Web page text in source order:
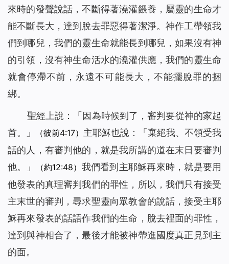
來時的發聲說話，不斷得著澆灌餵養，屬靈的生命才
能不斷長大，達到脫去罪惡得著潔淨。神作工帶領我
們到哪兒，我們的靈生命就能長到哪兒，如果沒有神
的引領，沒有神生命活水的澆灌供應，我們的靈生命
就會停滯不前，永遠不可能長大，不能擺脫罪的捆
綁。
聖經上說：「 因為時候到了，審判要從神的家起
首。
」 （彼前4:17） 主耶穌也說：「 棄絕我、不領受我
話的人，有審判他的，就是我所講的道在末日要審判
他。
」 （約12:48） 我們看到主耶穌再來時，就是要用
他發表的真理審判我們的罪性，所以，我們只有接受
主末世的審判，尋求聖靈向眾教會的說話，接受主耶
穌再來發表的話語作我們的生命，脫去裡面的罪性，
達到與神相合了，最後才能被神帶進國度真正見到主
的面。